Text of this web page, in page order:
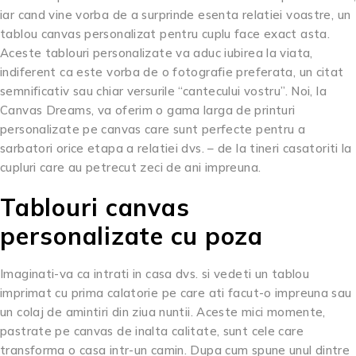
iar cand vine vorba de a surprinde esenta relatiei voastre, un
tablou canvas personalizat pentru cuplu face exact asta.
Aceste tablouri personalizate va aduc iubirea la viata,
indiferent ca este vorba de o fotografie preferata, un citat
semnificativ sau chiar versurile “cantecului vostru”. Noi, la
Canvas Dreams, va oferim o gama larga de printuri
personalizate pe canvas care sunt perfecte pentru a
sarbatori orice etapa a relatiei dvs. – de la tineri casatoriti la
cupluri care au petrecut zeci de ani impreuna.
Tablouri canvas
personalizate cu poza
Imaginati-va ca intrati in casa dvs. si vedeti un tablou
imprimat cu prima calatorie pe care ati facut-o impreuna sau
un colaj de amintiri din ziua nuntii. Aceste mici momente,
pastrate pe canvas de inalta calitate, sunt cele care
transforma o casa intr-un camin. Dupa cum spune unul dintre